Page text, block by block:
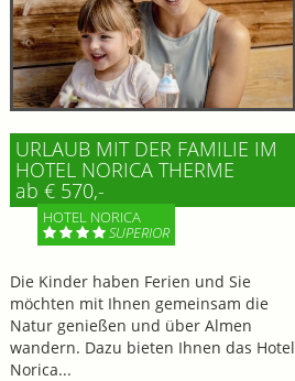
URLAUB MIT DER FAMILIE IM
HOTEL NORICA THERME
ab € 570,-
HOTEL NORICA
SUPERIOR
Die Kinder haben Ferien und Sie
möchten mit Ihnen gemeinsam die
Natur genießen und über Almen
wandern. Dazu bieten Ihnen das Hotel
Norica...